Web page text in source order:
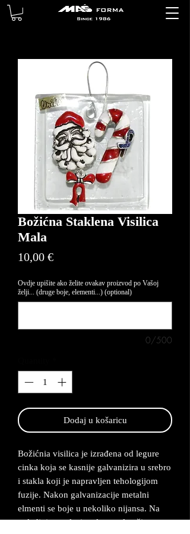
Božićna Staklena Visilica
Mala
10,00 €Price
Ovdje upišite ako želite ovakav proizvod po Vašoj
želji... (druge boje, elementi...) (optional)
0/500
Dodaj u košaricu
Božićnia visilica je izrađena od legure
cinka koja se kasnije galvanizira u srebro
i stakla koji je napravljen tehologijom
fuzije. Nakon galvanizacije metalni
elmenti se boje u nekoliko nijansa. Na
poleđini se nalazi mala metalna žica na